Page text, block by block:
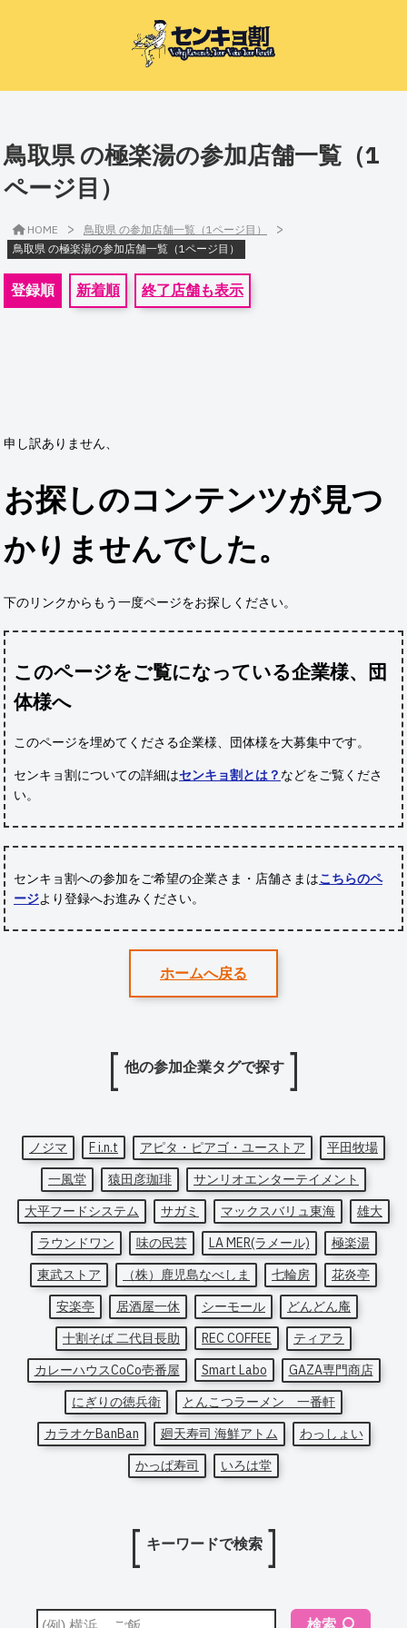
鳥取県 の極楽湯の参加店舗一覧（1
ページ目）
HOME > 鳥取県 の参加店舗一覧（1ページ目） >
鳥取県 の極楽湯の参加店舗一覧（1ページ目）
登録順 新着順 終了店舗も表示
申し訳ありません、
お探しのコンテンツが見つ
かりませんでした。
下のリンクからもう一度ページをお探しください。
このページをご覧になっている企業様、団
体様へ
このページを埋めてくださる企業様、団体様を大募集中です。
センキョ割についての詳細はセンキョ割とは？ などをご覧くださ
い。
センキョ割への参加をご希望の企業さま・店舗さまはこちらのペ
ージより登録へお進みください。
ホームへ戻る
他の参加企業タグで探す
ノジマ F i.n.t アピタ・ピアゴ・ユーストア
平田牧場
一風堂
猿田彦珈琲
サンリオエンターテイメント
大平フードシステム
サガミ マックスバリュ東海
雄大
ラウンドワン
味の民芸 LA MER(ラメール)
極楽湯
東武ストア
（株）鹿児島なべしま 七輪房
花炎亭
安楽亭
居酒屋一休 シーモール
どんどん庵
十割そば 二代目長助
REC COFFEE
ティアラ
カレーハウスCoCo壱番屋
Smart Labo
GAZA専門商店
にぎりの徳兵衛
とんこつラーメン 一番軒
カラオケBanBan
廻天寿司 海鮮アトム
わっしょい
かっぱ寿司
いろは堂
キーワードで検索